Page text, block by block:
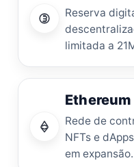
Reserva
limitada a
Ethereum
Rede de
NFTs e
em expansão.